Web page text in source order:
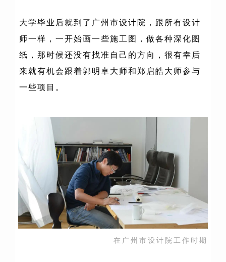
大学毕业后就到了广州市设计院，跟所有设计
师一样，一开始画一些施工图，做各种深化图
纸，那时候还没有找准自己的方向，很有幸后
来就有机会跟着郭明卓大师和郑启皓大师参与
一些项目。
在广州市设计院工作时期